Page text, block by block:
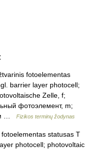
fotoelementas
barrier layer photocell;
Zelle, f;
фотоэлемент, m;
…
Fizikos terminų žodynas
statusas T
photocell; photovoltaic